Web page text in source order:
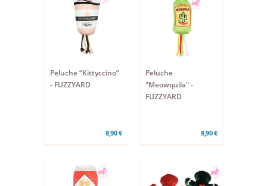
Peluche “Kittyccino”
- FUZZYARD
8,90 €
Peluche
"Meowquila" -
FUZZYARD
8,90 €